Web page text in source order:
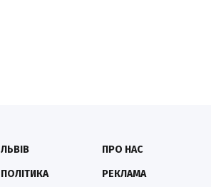
ЛЬВІВ
ПОЛІТИКА
ПРО НАС
РЕКЛАМА